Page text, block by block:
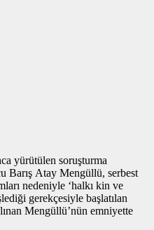
yürütülen soruşturma
Barış Atay Mengüllü, serbest
nedeniyle ‘halkı kin ve
gerekçesiyle başlatılan
Mengüllü’nün emniyette